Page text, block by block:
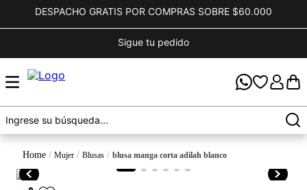
DESPACHO GRATIS POR COMPRAS SOBRE $60.000
Sigue tu pedido
mujer blusas blusa manga corta adilah blanco